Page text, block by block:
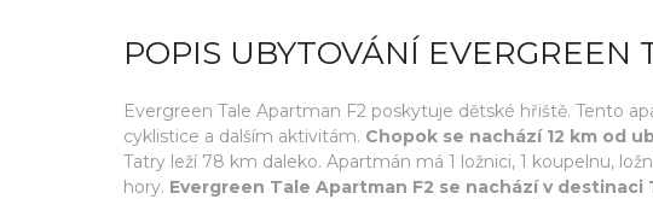
POPIS UBYTOVÁNÍ EVERGREEN
Evergreen Tale Apartman F2 poskytuje dětské hřiště. Tento
cyklistice a dalším aktivitám. Chopok se nachází 12 km od
Tatry leží 78 km daleko. Apartmán má 1 ložnici, 1 koupelnu,
hory. Evergreen Tale Apartman F2 se nachází v